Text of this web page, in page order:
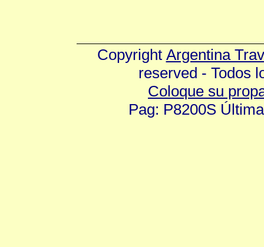
Copyright Argentina
reserved - Todos
Coloque su
Pag: P8200S